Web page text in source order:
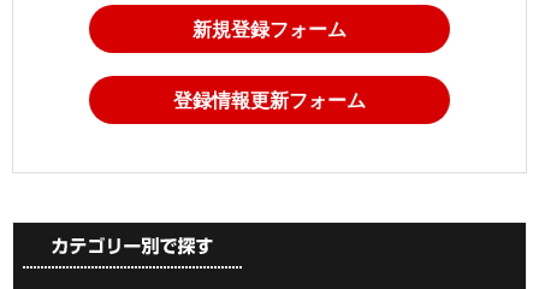
新規登録フォーム
登録情報更新フォーム